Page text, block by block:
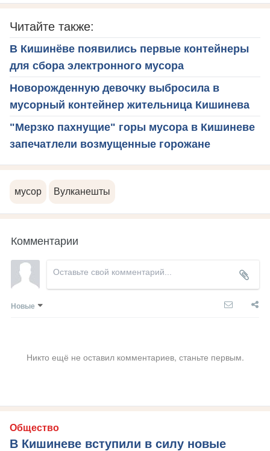
Читайте также:
В Кишинёве появились первые контейнеры
для сбора электронного мусора
Новорожденную девочку выбросила в
мусорный контейнер жительница Кишинева
"Мерзко пахнущие" горы мусора в Кишиневе
запечатлели возмущенные горожане
мусор Вулканешты
Комментарии
Новые
Никто ещё не оставил комментариев, станьте первым.
Общество
В Кишиневе вступили в силу новые